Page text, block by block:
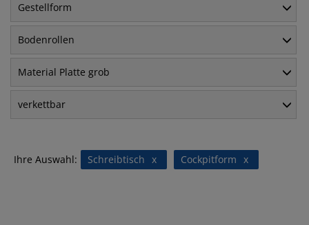
Gestellform
Bodenrollen
Material Platte grob
verkettbar
Ihre Auswahl: x
Schreibtisch x
Cockpitform